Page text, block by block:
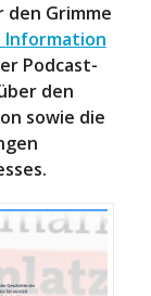
den Grimme
Information
Podcast-
den
sowie die